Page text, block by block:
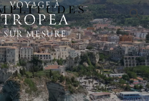
VOYAGE À
TROPEA
SUR MESURE